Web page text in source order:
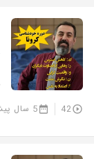
42 5 سال پیش